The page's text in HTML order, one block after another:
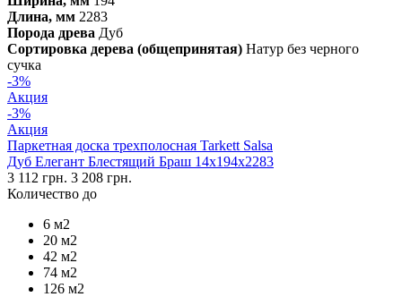
Длина, мм 2283
Порода древа Дуб
Сортировка дерева (общепринятая) Натур без черного
сучка
-3%
Акция
-3%
Акция
Паркетная доска трехполосная Tarkett Salsa
Дуб Елегант Блестящий Браш 14х194х2283
3 112 грн. 3 208 грн.
Количество до
6 м2
20 м2
42 м2
74 м2
126 м2